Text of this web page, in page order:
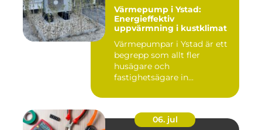
Värmepump i Ystad:
Energieffektiv
uppvärmning i kustklimat
Värmepumpar i Ystad är ett
begrepp som allt fler
husägare och
fastighetsägare in...
06. jul